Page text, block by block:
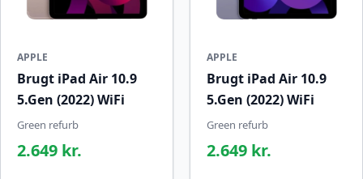
APPLE
Brugt iPad Air 10.9
5.Gen (2022) WiFi
Green refurb
2.649 kr.
APPLE
Brugt iPad Air 10.9
5.Gen (2022) WiFi
Green refurb
2.649 kr.